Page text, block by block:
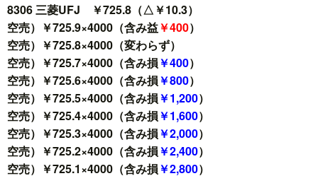
8306 三菱UFJ ￥725.8（△￥10.3）
空売）￥725.9×4000（含み益￥400）
空売）￥725.8×4000（変わらず）
空売）￥725.7×4000（含み損￥400）
空売）￥725.6×4000（含み損￥800）
空売）￥725.5×4000（含み損￥1,200）
空売）￥725.4×4000（含み損￥1,600）
空売）￥725.3×4000（含み損￥2,000）
空売）￥725.2×4000（含み損￥2,400）
空売）￥725.1×4000（含み損￥2,800）